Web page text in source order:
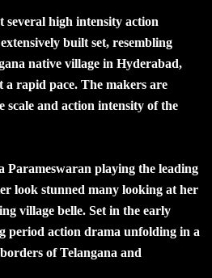
several high intensity action
built set, resembling
native village in Hyderabad,
a rapid pace. The makers are
scale and action intensity of the
Parameswaran playing the leading
look stunned many looking at her
village belle. Set in the early
period action drama unfolding in a
of Telangana and